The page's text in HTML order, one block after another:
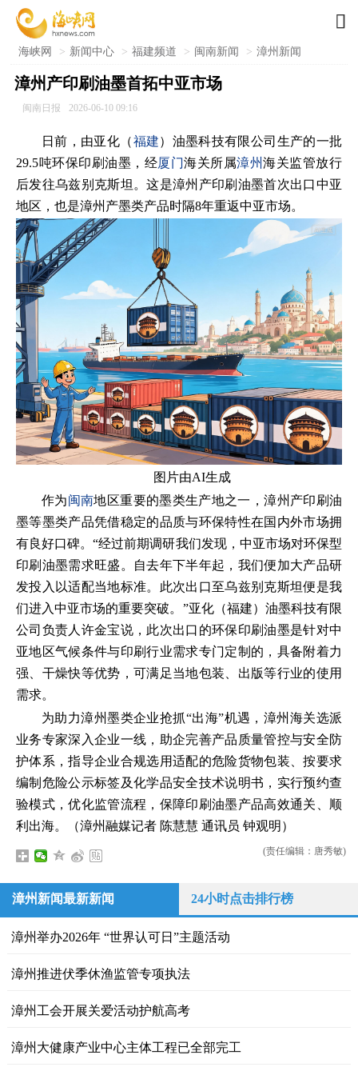

海峡网 > 新闻中心 > 福建频道 > 闽南新闻 > 漳州新闻
漳州产印刷油墨首拓中亚市场
闽南日报 2026-06-10 09:16
日前，由亚化（福建）油墨科技有限公司生产的一批
29.5吨环保印刷油墨，经厦门海关所属漳州海关监管放行
后发往乌兹别克斯坦。这是漳州产印刷油墨首次出口中亚
地区，也是漳州产墨类产品时隔8年重返中亚市场。
图片由AI生成
作为闽南地区重要的墨类生产地之一，漳州产印刷油
墨等墨类产品凭借稳定的品质与环保特性在国内外市场拥
有良好口碑。“经过前期调研我们发现，中亚市场对环保型
印刷油墨需求旺盛。自去年下半年起，我们便加大产品研
发投入以适配当地标准。此次出口至乌兹别克斯坦便是我
们进入中亚市场的重要突破。”亚化（福建）油墨科技有限
公司负责人许金宝说，此次出口的环保印刷油墨是针对中
亚地区气候条件与印刷行业需求专门定制的，具备附着力
强、干燥快等优势，可满足当地包装、出版等行业的使用
需求。
为助力漳州墨类企业抢抓“出海”机遇，漳州海关选派
业务专家深入企业一线，助企完善产品质量管控与安全防
护体系，指导企业合规选用适配的危险货物包装、按要求
编制危险公示标签及化学品安全技术说明书，实行预约查
验模式，优化监管流程，保障印刷油墨产品高效通关、顺
利出海。（漳州融媒记者 陈慧慧 通讯员 钟观明）
(责任编辑：唐秀敏)
漳州新闻最新新闻 24小时点击排行榜
漳州举办2026年 “世界认可日”主题活动
漳州推进伏季休渔监管专项执法
漳州工会开展关爱活动护航高考
漳州大健康产业中心主体工程已全部完工